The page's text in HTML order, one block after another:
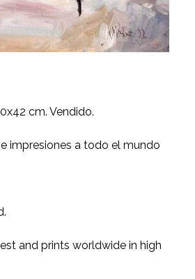
cm. Vendido.
impresiones a todo el mundo
and prints worldwide in high